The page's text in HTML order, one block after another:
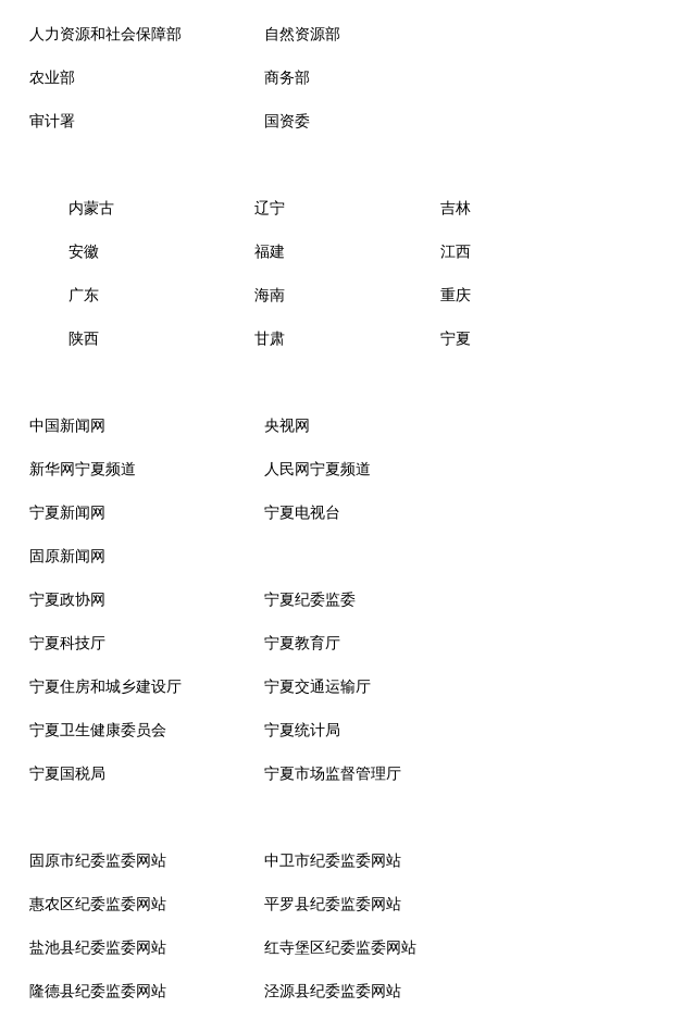
人力资源和社会保障部 自然资源部
农业部 商务部
审计署 国资委
内蒙古 辽宁 吉林
安徽 福建 江西
广东 海南 重庆
陕西 甘肃 宁夏
中国新闻网 央视网
新华网宁夏频道 人民网宁夏频道
宁夏新闻网 宁夏电视台
固原新闻网
宁夏政协网 宁夏纪委监委
宁夏科技厅 宁夏教育厅
宁夏住房和城乡建设厅 宁夏交通运输厅
宁夏卫生健康委员会 宁夏统计局
宁夏国税局 宁夏市场监督管理厅
固原市纪委监委网站 中卫市纪委监委网站
惠农区纪委监委网站 平罗县纪委监委网站
盐池县纪委监委网站 红寺堡区纪委监委网站
隆德县纪委监委网站 泾源县纪委监委网站